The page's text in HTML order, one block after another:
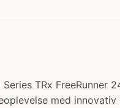
Series TRx
med